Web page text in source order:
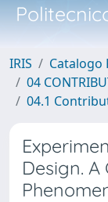
IRIS
Catalogo
04
04.1
Design.